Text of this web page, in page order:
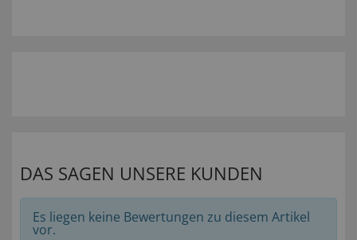
DAS SAGEN UNSERE KUNDEN
Es liegen keine Bewertungen zu diesem Artikel
vor.